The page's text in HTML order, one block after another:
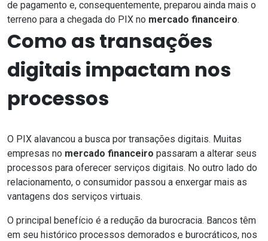
de pagamento e, consequentemente, preparou ainda mais o
terreno para a chegada do PIX no mercado financeiro.
Como as transações
digitais impactam nos
processos
O PIX alavancou a busca por transações digitais. Muitas
empresas no mercado financeiro passaram a alterar seus
processos para oferecer serviços digitais. No outro lado do
relacionamento, o consumidor passou a enxergar mais as
vantagens dos serviços virtuais.
O principal benefício é a redução da burocracia. Bancos têm
em seu histórico processos demorados e burocráticos, nos